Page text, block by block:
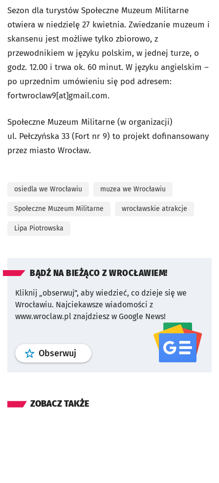
Sezon dla turystów Społeczne Muzeum Militarne
otwiera w niedzielę 27 kwietnia. Zwiedzanie muzeum i
skansenu jest możliwe tylko zbiorowo, z
przewodnikiem w języku polskim, w jednej turze, o
godz. 12.00 i trwa ok. 60 minut. W języku angielskim –
po uprzednim umówieniu się pod adresem:
fortwroclaw9[at]gmail.com.
Społeczne Muzeum Militarne (w organizacji)
ul. Pełczyńska 33 (Fort nr 9) to projekt dofinansowany
przez miasto Wrocław.
osiedla we Wrocławiu muzea we Wrocławiu
Społeczne Muzeum Militarne wrocławskie atrakcje
Lipa Piotrowska
BĄDŹ NA BIEŻĄCO Z WROCŁAWIEM!
Kliknij „obserwuj”, aby wiedzieć, co dzieje się we
Wrocławiu. Najciekawsze wiadomości z
www.wroclaw.pl znajdziesz w Google News!
Obserwuj profil serwisu
ZOBACZ TAKŻE